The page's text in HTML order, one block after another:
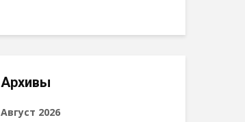
Архивы
Август 2026